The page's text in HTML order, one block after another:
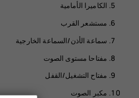
الكاميرا الأمامية
مستشعر القرب
سماعة الأذن/السماعة الخارجية
مفتاحا مستوى الصوت
مفتاح التشغيل/القفل
مكبر الصوت